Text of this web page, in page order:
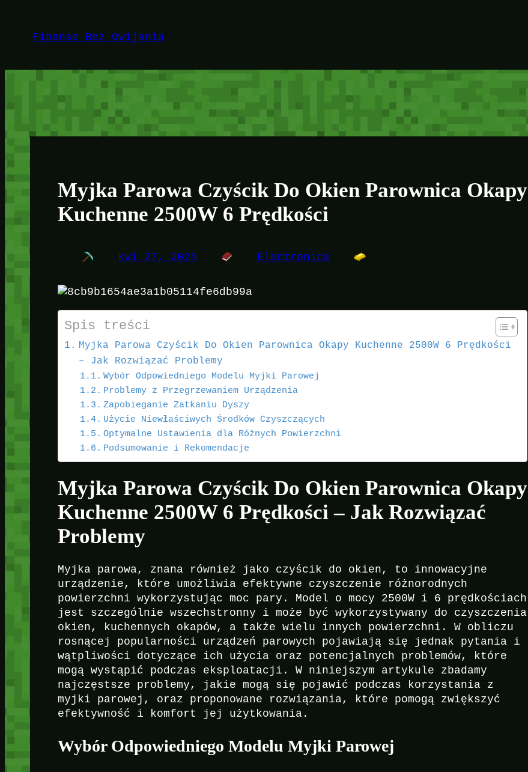
treściFinanse Bez Owijania
Myjka Parowa Czyścik Do Okien Parownica Okapy
Kuchenne 2500W 6 Prędkości
kwi 27, 2025 Electronics
Spis treści
Myjka Parowa Czyścik Do Okien Parownica Okapy Kuchenne 2500W 6 Prędkości
– Jak Rozwiązać Problemy
Wybór Odpowiedniego Modelu Myjki Parowej
Problemy z Przegrzewaniem Urządzenia
Zapobieganie Zatkaniu Dyszy
Użycie Niewłaściwych Środków Czyszczących
Optymalne Ustawienia dla Różnych Powierzchni
Podsumowanie i Rekomendacje
Myjka Parowa Czyścik Do Okien Parownica Okapy
Kuchenne 2500W 6 Prędkości – Jak Rozwiązać
Problemy
Myjka parowa, znana również jako czyścik do okien, to innowacyjne
urządzenie, które umożliwia efektywne czyszczenie różnorodnych
powierzchni wykorzystując moc pary. Model o mocy 2500W i 6 prędkościach
jest szczególnie wszechstronny i może być wykorzystywany do czyszczenia
okien, kuchennych okapów, a także wielu innych powierzchni. W obliczu
rosnącej popularności urządzeń parowych pojawiają się jednak pytania i
wątpliwości dotyczące ich użycia oraz potencjalnych problemów, które
mogą wystąpić podczas eksploatacji. W niniejszym artykule zbadamy
najczęstsze problemy, jakie mogą się pojawić podczas korzystania z
myjki parowej, oraz proponowane rozwiązania, które pomogą zwiększyć
efektywność i komfort jej użytkowania.
Wybór Odpowiedniego Modelu Myjki Parowej